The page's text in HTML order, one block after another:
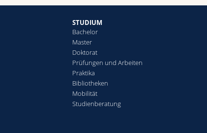
STUDIUM
Bachelor
Master
Doktorat
Prüfungen und Arbeiten
Praktika
Bibliotheken
Mobilität
Studienberatung